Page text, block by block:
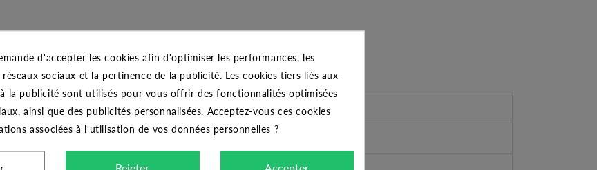
l’arrosage à vos types de plantations.
une pression allant jusqu’à 12 bars.
A pile, sur robinet
d'accepter les cookies afin d'optimiser les performances, les
sociaux et la pertinence de la publicité. Les cookies tiers liés aux
la publicité sont utilisés pour vous offrir des fonctionnalités optimisées
ainsi que des publicités personnalisées. Acceptez-vous ces cookies
associées à l'utilisation de vos données personnelles ?